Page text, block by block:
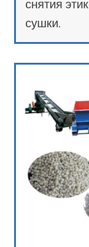
снятия
сушки.